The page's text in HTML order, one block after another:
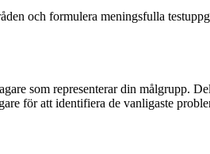
och formulera meningsfulla
som representerar din målgrupp.
för att identifiera de vanligaste